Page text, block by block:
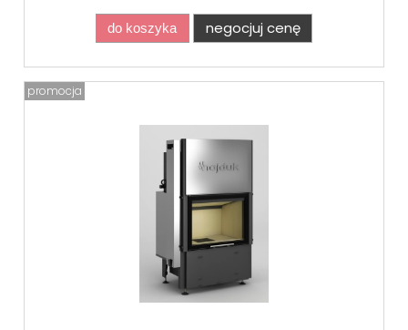
do koszyka negocjuj cenę
promocja